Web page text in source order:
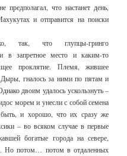
предполагал, что настанет день,
и отправится на поиски
так, что глупцы-гринго
в запретное место и каким-то
проклятие. Племя, жившее
гналось за ними по пятам и
двоим удалось ускользнуть –
морем и унесли с собой семена
и хорошо, что их сразу же
– во всяком случае в первые
богатые города на севере,
Но потом… потом в отдаленных